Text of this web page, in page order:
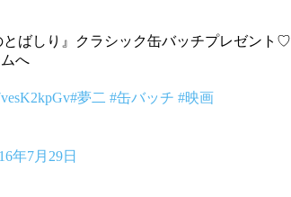
とばしり』クラシック缶バッチプレゼント♡
へ
#夢二 #缶バッチ #映画
年7月29日